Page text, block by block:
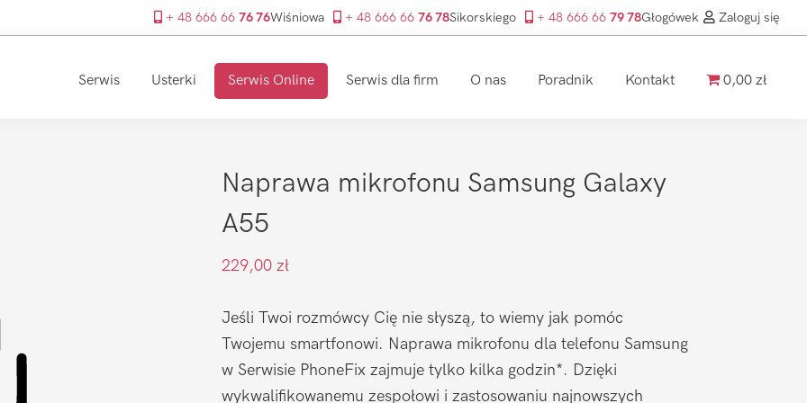
+ 48 666 66 76 76Wiśniowa + 48 666 66 76 78Sikorskiego + 48 666 66 79 78Głogówek Zaloguj się
Serwis Usterki Serwis Online Serwis dla firm O nas Poradnik Kontakt 0,00 zł
Naprawa mikrofonu Samsung Galaxy
A55
229,00 zł
Jeśli Twoi rozmówcy Cię nie słyszą, to wiemy jak pomóc
Twojemu smartfonowi. Naprawa mikrofonu dla telefonu Samsung
w Serwisie PhoneFix zajmuje tylko kilka godzin*. Dzięki
wykwalifikowanemu zespołowi i zastosowaniu najnowszych